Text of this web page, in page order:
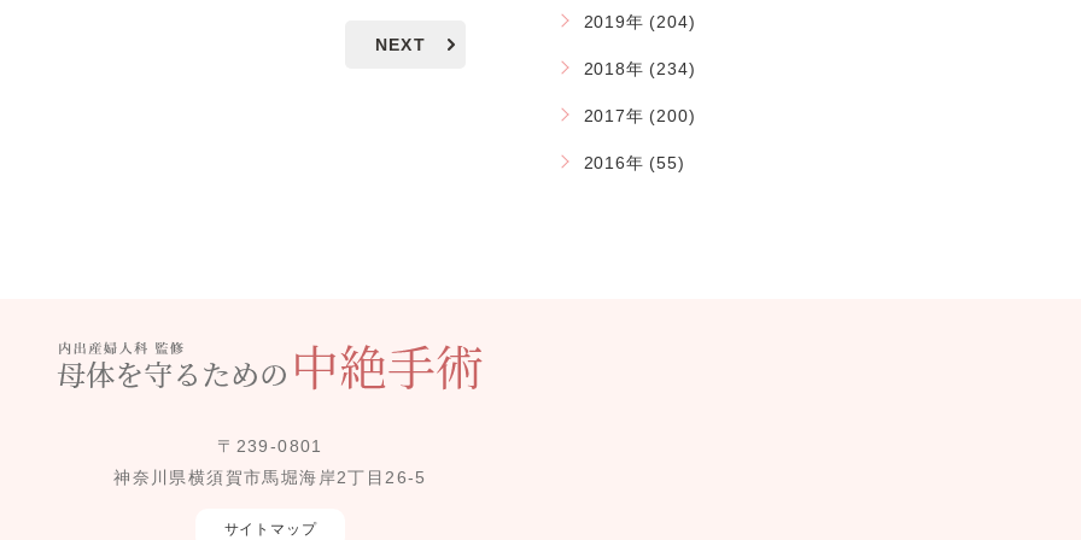
NEXT
2019年 (204)
2018年 (234)
2017年 (200)
2016年 (55)
〒239-0801
神奈川県横須賀市馬堀海岸2丁目26-5
サイトマップ